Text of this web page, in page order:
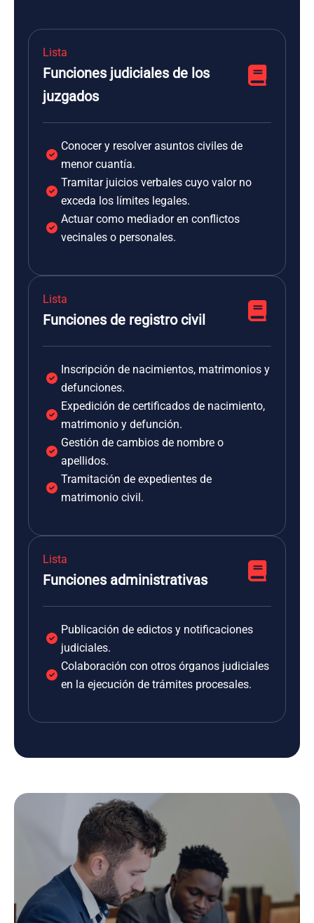
Lista
Funciones judiciales de los
juzgados
Conocer y resolver asuntos civiles de
menor cuantía.
Tramitar juicios verbales cuyo valor no
exceda los límites legales.
Actuar como mediador en conflictos
vecinales o personales.
Lista
Funciones de registro civil
Inscripción de nacimientos, matrimonios y
defunciones.
Expedición de certificados de nacimiento,
matrimonio y defunción.
Gestión de cambios de nombre o
apellidos.
Tramitación de expedientes de
matrimonio civil.
Lista
Funciones administrativas
Publicación de edictos y notificaciones
judiciales.
Colaboración con otros órganos judiciales
en la ejecución de trámites procesales.